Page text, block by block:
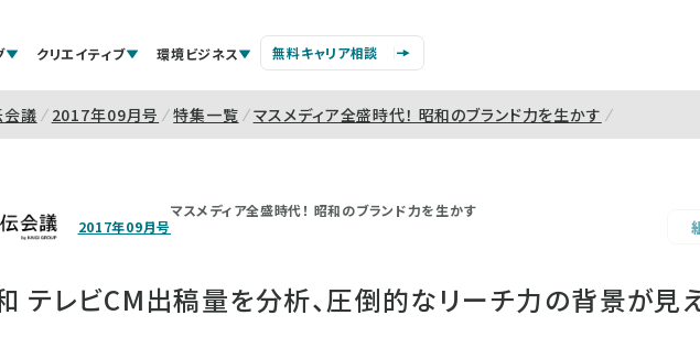
クリエイティブ 環境ビジネス 無料キャリア相談
会議 2017年09月号 特集一覧 マスメディア全盛時代！ 昭和のブランド力を生かす
2017年09月号
マスメディア全盛時代！ 昭和のブランド力を生かす
テレビCM出稿量を分析、圧倒的なリーチ力の背景が見